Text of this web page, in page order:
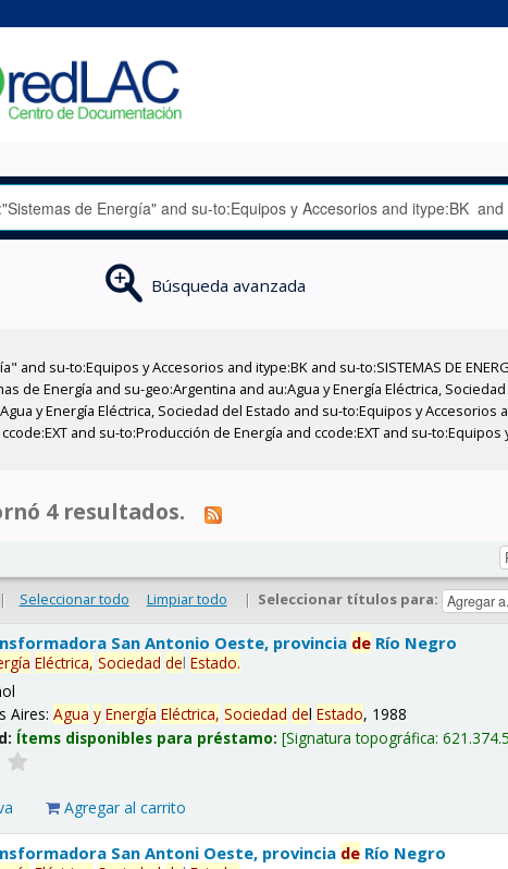
Búsqueda avanzada
su-to:Equipos y Accesorios and itype:BK and su-to:SISTEMAS DE
de Energía and su-geo:Argentina and au:Agua y Energía Eléctrica,
y Energía Eléctrica, Sociedad del Estado and su-to:Equipos y
and su-to:Producción de Energía and ccode:EXT and su-to:Equipos
4 resultados.
| Seleccionar todo Limpiar todo | Seleccionar títulos para:
San Antonio Oeste, provincia de Río Negro
Eléctrica, Sociedad delEstado.
Aires:Agua y Energía Eléctrica, Sociedad delEstado, 1988
Ítems disponibles para préstamo: Signatura topográfica:
Agregar al carrito
San Antoni Oeste, provincia de Río Negro